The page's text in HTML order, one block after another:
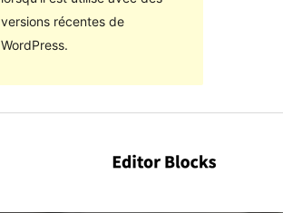
versions récentes de
WordPress.